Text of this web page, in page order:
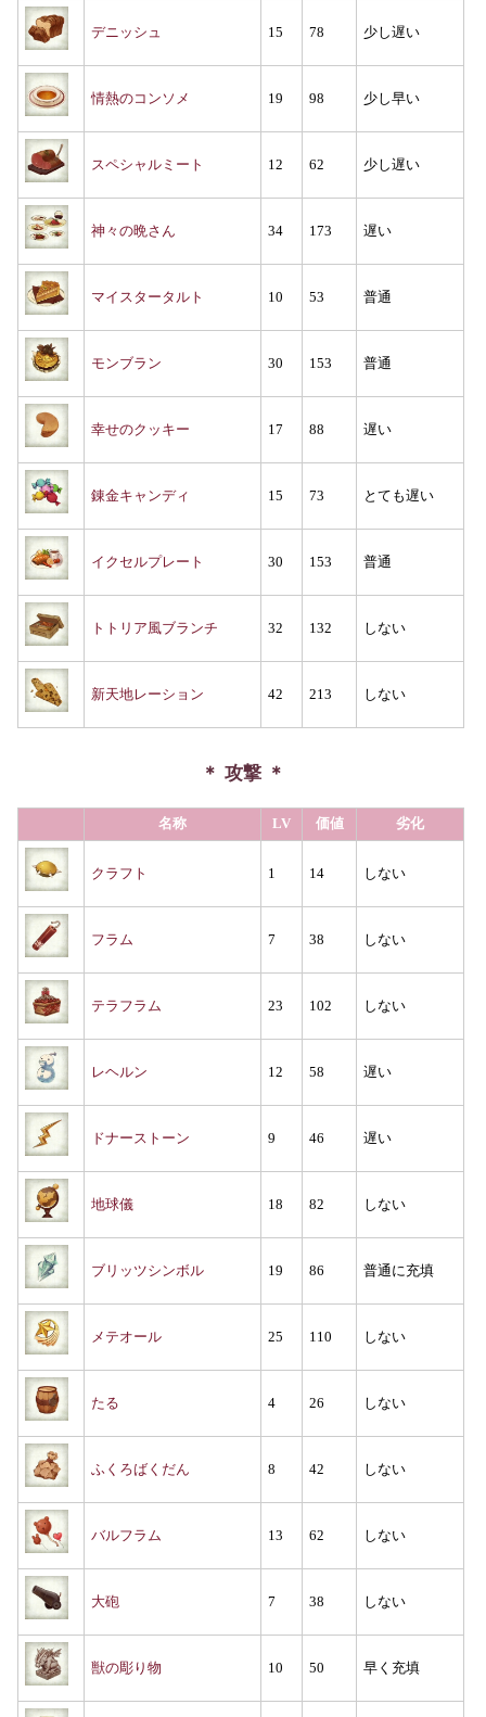
デニッシュ 15 78 少し遅い
情熱のコンソメ 19 98 少し早い
スペシャルミート 12 62 少し遅い
神々の晩さん 34 173 遅い
マイスタータルト 10 53 普通
モンブラン 30 153 普通
幸せのクッキー 17 88 遅い
錬金キャンディ 15 73 とても遅い
イクセルプレート 30 153 普通
トトリア風ブランチ 32 132 しない
新天地レーション 42 213 しない
攻撃
名称 LV 価値 劣化
クラフト 1 14 しない
フラム 7 38 しない
テラフラム 23 102 しない
レヘルン 12 58 遅い
ドナーストーン 9 46 遅い
地球儀 18 82 しない
ブリッツシンボル 19 86 普通に充填
メテオール 25 110 しない
たる 4 26 しない
ふくろばくだん 8 42 しない
バルフラム 13 62 しない
大砲 7 38 しない
獣の彫り物 10 50 早く充填